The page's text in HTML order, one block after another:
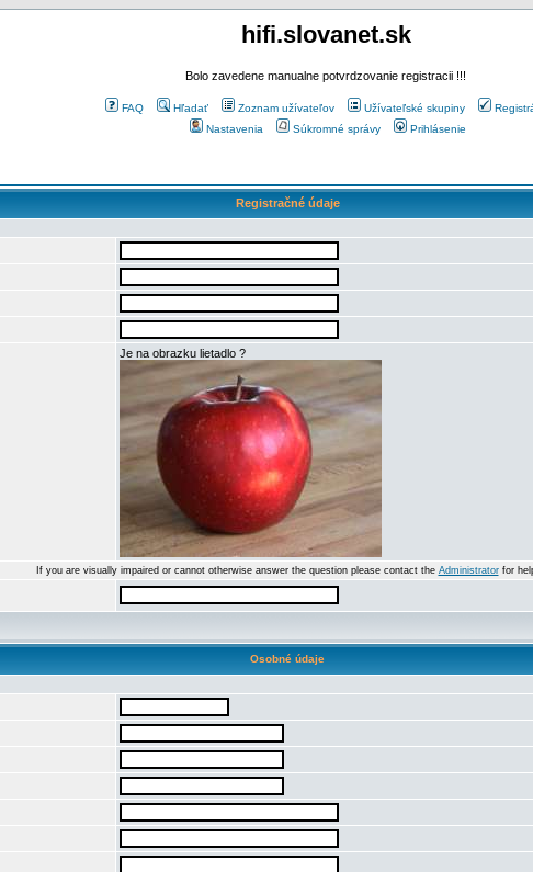
hifi.slovanet.sk
Bolo zavedene manualne potvrdzovanie registracii !!!
FAQ Hľadať Zoznam užívateľov Užívateľské skupiny
Nastavenia
Súkromné správy Prihlásenie
Registračné údaje
Je na obrazku lietadlo ?
If you are visually impaired or cannot otherwise answer the question please contact the Administratorfor
Osobné údaje